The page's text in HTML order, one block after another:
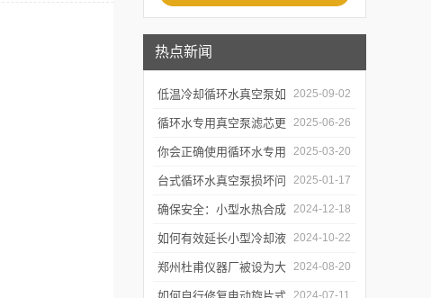
热点新闻
低温冷却循环水真空泵如
何提升制冷与真空效率？
2025-09-02
循环水专用真空泵滤芯更
换周期：基于水质污染度
的判断方法
2025-06-26
你会正确使用循环水专用
真空泵吗？
2025-03-20
台式循环水真空泵损坏问
题诊断与预防措施
2025-01-17
确保安全：小型水热合成
反应釜的操作与维护建议
2024-12-18
如何有效延长小型冷却液
水循环泵的使用寿命？
2024-10-22
郑州杜甫仪器厂被设为大
学生实习就业基地
2024-08-20
2024-07-11